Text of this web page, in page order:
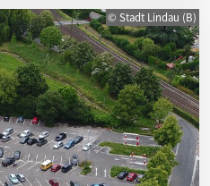
© Stadt Lindau (B)